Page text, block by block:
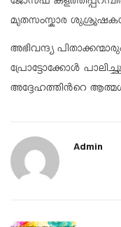
മൃതസംസ്കാര
അഭിവന്ദ്യ
പ്രോട്ടോക്കോൾ
അദ്ദേഹത്തിൻറെ
Admin